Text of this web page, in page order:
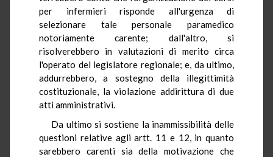
per infermieri risponde all'urgenza di
selezionare tale personale paramedico
notoriamente carente; dall'altro, si
risolverebbero in valutazioni di merito circa
l'operato del legislatore regionale; e, da ultimo,
addurrebbero, a sostegno della illegittimità
costituzionale, la violazione addirittura di due
atti amministrativi.
Da ultimo si sostiene la inammissibilità delle
questioni relative agli artt. 11 e 12, in quanto
sarebbero carenti sia della motivazione che